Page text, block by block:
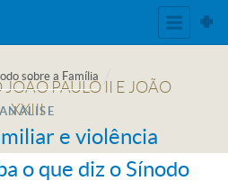
sobre a Família
ANÁLISE
e violência
o que diz o Sínodo